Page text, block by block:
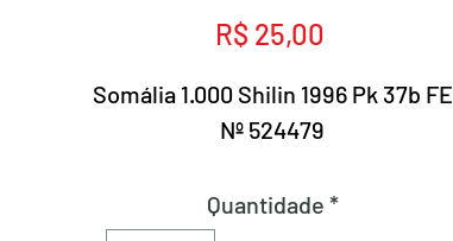
R$ 25,00
Somália 1.000 Shilin 1996 Pk 37b FE
Nº 524479
Quantidade *